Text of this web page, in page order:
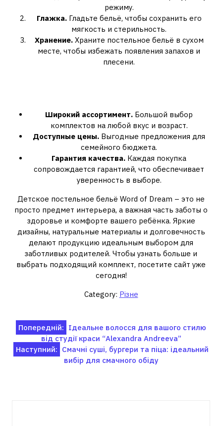
режиму.
Глажка.Гладьте бельё, чтобы сохранить его
мягкость и стерильность.
Хранение.Храните постельное бельё в сухом
месте, чтобы избежать появления запахов и
плесени.
Широкий ассортимент. Большой выбор
комплектов на любой вкус и возраст.
Доступные цены. Выгодные предложения для
семейного бюджета.
Гарантия качества. Каждая покупка
сопровождается гарантией, что обеспечивает
уверенность в выборе.
Детское постельное бельё Word of Dream – это не
просто предмет интерьера, а важная часть заботы о
здоровье и комфорте вашего ребёнка. Яркие
дизайны, натуральные материалы и долговечность
делают продукцию идеальным выбором для
заботливых родителей. Чтобы узнать больше и
выбрать подходящий комплект, посетите сайт уже
сегодня!
Category: Різне
Навігація
записів
Попередній: Ідеальне волосся для вашого стилю
від студії краси “Alexandra Andreeva”
Наступний: Смачні суші, бургери та піца: ідеальний
вибір для смачного обіду